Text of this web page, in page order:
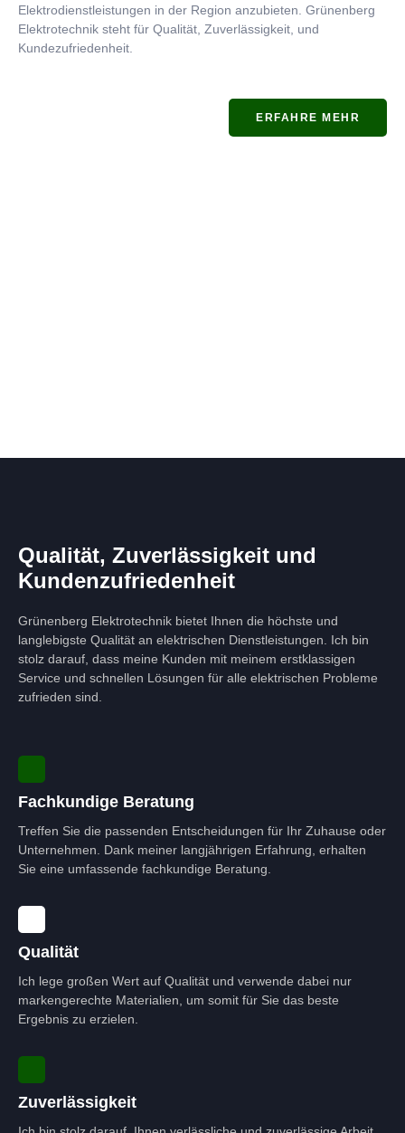
Elektrodienstleistungen in der Region anzubieten. Grünenberg
Elektrotechnik steht für Qualität, Zuverlässigkeit, und
Kundezufriedenheit.
ERFAHRE MEHR
Qualität, Zuverlässigkeit und
Kundenzufriedenheit
Grünenberg Elektrotechnik bietet Ihnen die höchste und
langlebigste Qualität an elektrischen Dienstleistungen. Ich bin
stolz darauf, dass meine Kunden mit meinem erstklassigen
Service und schnellen Lösungen für alle elektrischen Probleme
zufrieden sind.
Fachkundige Beratung
Treffen Sie die passenden Entscheidungen für Ihr Zuhause oder
Unternehmen. Dank meiner langjährigen Erfahrung, erhalten
Sie eine umfassende fachkundige Beratung.
Qualität
Ich lege großen Wert auf Qualität und verwende dabei nur
markengerechte Materialien, um somit für Sie das beste
Ergebnis zu erzielen.
Zuverlässigkeit